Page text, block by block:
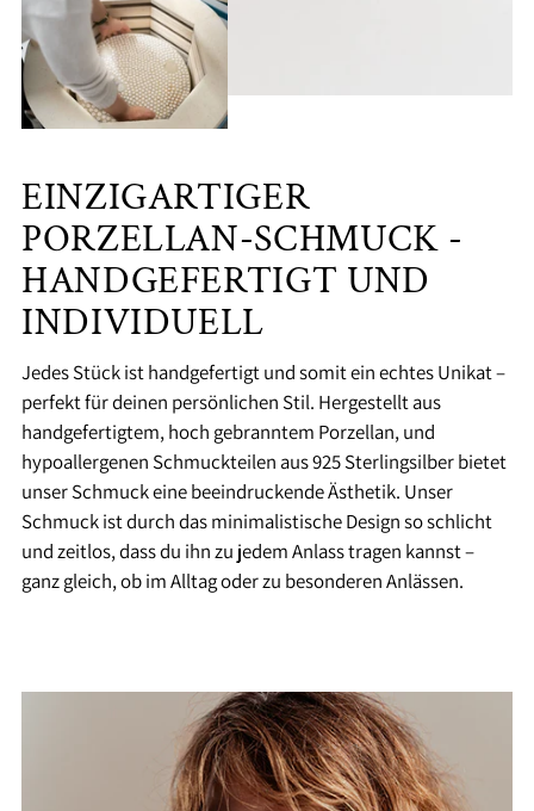
EINZIGARTIGER
PORZELLAN-SCHMUCK -
HANDGEFERTIGT UND
INDIVIDUELL
Jedes Stück ist handgefertigt und somit ein echtes Unikat –
perfekt für deinen persönlichen Stil. Hergestellt aus
handgefertigtem, hoch gebranntem Porzellan, und
hypoallergenen Schmuckteilen aus 925 Sterlingsilber bietet
unser Schmuck eine beeindruckende Ästhetik. Unser
Schmuck ist durch das minimalistische Design so schlicht
und zeitlos, dass du ihn zu jedem Anlass tragen kannst –
ganz gleich, ob im Alltag oder zu besonderen Anlässen.